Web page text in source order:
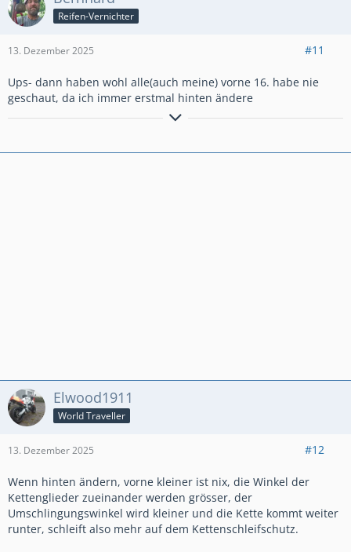
Reifen-Vernichter
13. Dezember 2025 #11
Ups- dann haben wohl alle(auch meine) vorne 16. habe nie
geschaut, da ich immer erstmal hinten ändere
Der Trend geht zu einer Zweit- Garage
Elwood1911
World Traveller
13. Dezember 2025 #12
Wenn hinten ändern, vorne kleiner ist nix, die Winkel der
Kettenglieder zueinander werden grösser, der
Umschlingungswinkel wird kleiner und die Kette kommt weiter
runter, schleift also mehr auf dem Kettenschleifschutz.